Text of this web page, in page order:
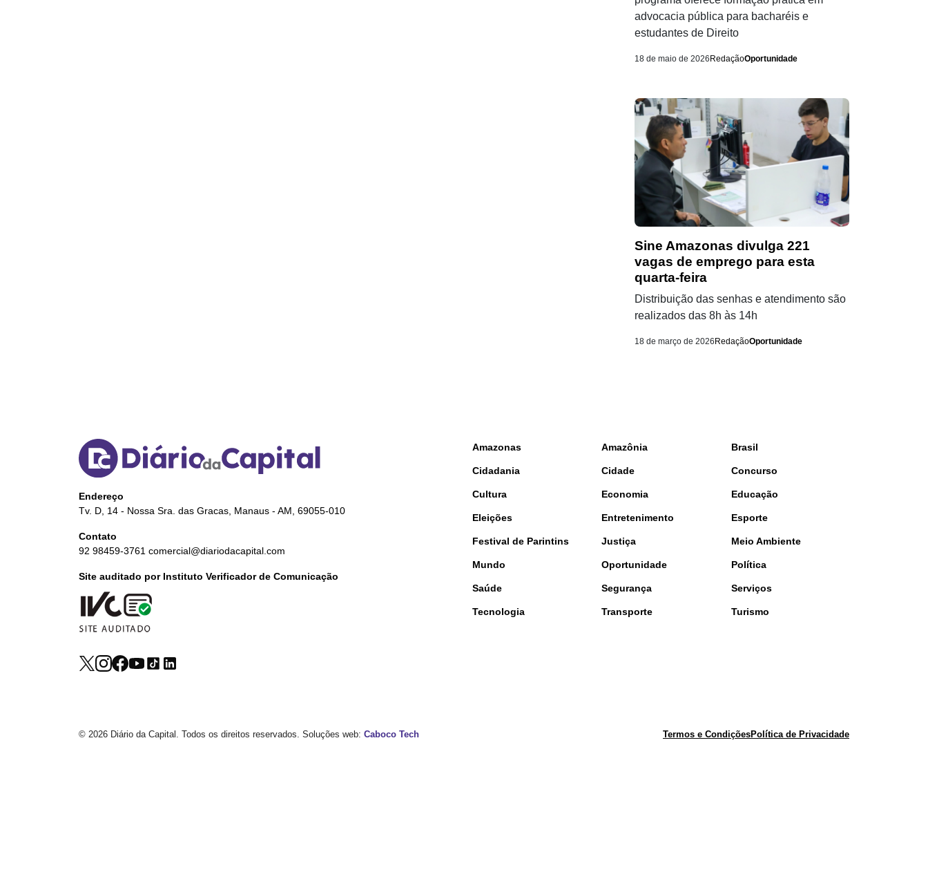
advocacia pública para bacharéis e
estudantes de Direito
18 de maio de 2026 RedaçãoOportunidade
Sine Amazonas divulga 221
vagas de emprego para esta
quarta-feira
Distribuição das senhas e atendimento são
realizados das 8h às 14h
18 de março de 2026 RedaçãoOportunidade
Endereço
Tv. D, 14 - Nossa Sra. das Gracas, Manaus - AM, 69055-010
Contato
92 98459-3761 comercial@diariodacapital.com
Site auditado por Instituto Verificador de Comunicação
Amazonas Amazônia Brasil
Cidadania Cidade Concurso
Cultura Economia Educação
Eleições Entretenimento Esporte
Festival de Parintins Justiça Meio Ambiente
Mundo Oportunidade Política
Saúde Segurança Serviços
Tecnologia Transporte Turismo
© 2026 Diário da Capital. Todos os direitos reservados. Soluções web: Caboco Tech Termos e CondiçõesPolítica de Privacidade